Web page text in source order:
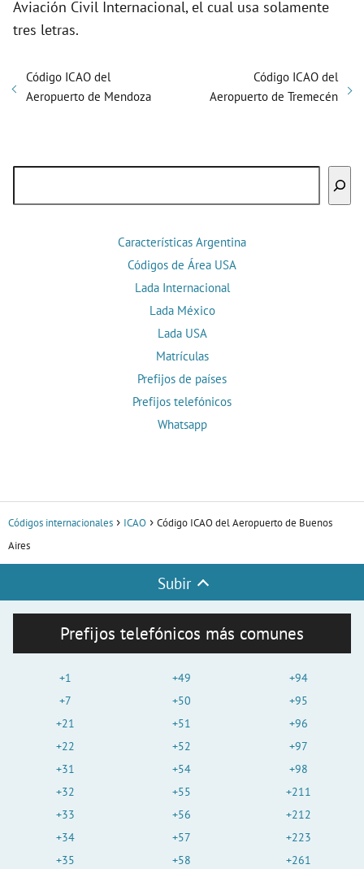
Aviación Civil Internacional, el cual usa solamente
tres letras.
Código ICAO del
Aeropuerto de Mendoza
Código ICAO del
Aeropuerto de Tremecén
Características Argentina
Códigos de Área USA
Lada Internacional
Lada México
Lada USA
Matrículas
Prefijos de países
Prefijos telefónicos
Whatsapp
Códigos internacionales ICAO
Código ICAO del Aeropuerto de Buenos
Aires
Subir
Prefijos telefónicos más comunes
+1
+7
+21
+22
+31
+32
+33
+34
+35
+49
+50
+51
+52
+54
+55
+56
+57
+58
+94
+95
+96
+97
+98
+211
+212
+223
+261